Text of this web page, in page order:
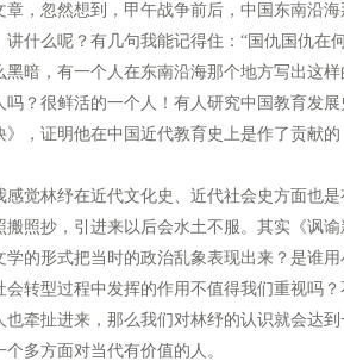
章，忽然想到，甲午战争前后，中国东南沿
讲什么呢？有几句我能记得住：“国仇国仇在
黑暗，有一个人在东南沿海那个地方写出这
吗？很鲜活的一个人！有人研究中国教育发
》，证明他在中国近代教育史上是作了贡献的
林纾在近代文化史、近代社会史方面也是
搬照抄，引进来以后会水土不服。其实《讽
学的形式把当时的政治乱象表现出来？是谁
会转型过程中发挥的作用不值得我们重视吗
也牵扯进来，那么我们对林纾的认识就会达
个多方面对当代有价值的人。